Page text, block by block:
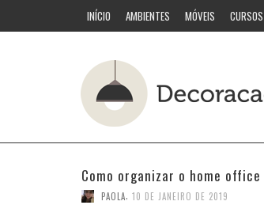
INÍCIO AMBIENTES MÓVEIS CURSOS
Como acertar nas combinações
coloridas